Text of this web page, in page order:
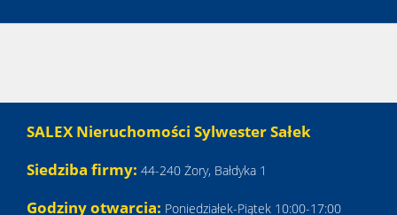
SALEX Nieruchomości Sylwester Sałek
Siedziba firmy: 44-240 Żory, Bałdyka 1
Godziny otwarcia: Poniedziałek-Piątek 10:00-17:00